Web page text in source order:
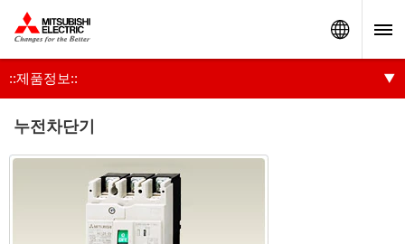
::제품정보::
누전차단기